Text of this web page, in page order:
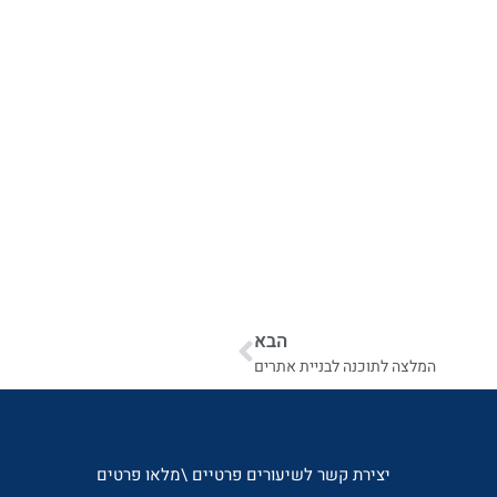
הבא
המלצה לתוכנה לבניית אתרים
יצירת קשר לשיעורים פרטיים \מלאו פרטים